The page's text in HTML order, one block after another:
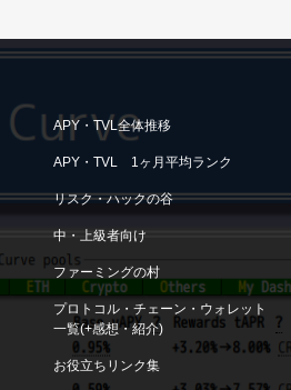
APY・TVL全体推移
APY・TVL 1ヶ月平均ランク
リスク・ハックの谷
中・上級者向け
ファーミングの村
プロトコル・チェーン・ウォレット
一覧(+感想・紹介)
お役立ちリンク集